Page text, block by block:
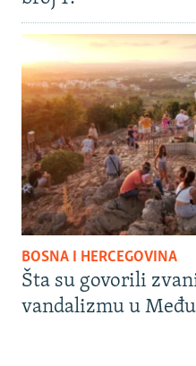
BOSNA I HERCEGOVINA
Šta su govorili
vandalizmu u